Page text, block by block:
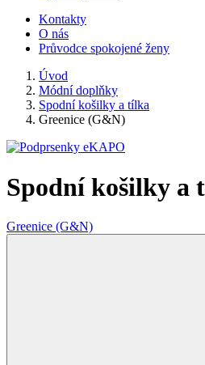
Kontakty
O nás
Průvodce spokojené ženy
Úvod
Módní doplňky
Spodní košilky a tílka
Greenice (G&N)
Spodní košilky a
Greenice (G&N)